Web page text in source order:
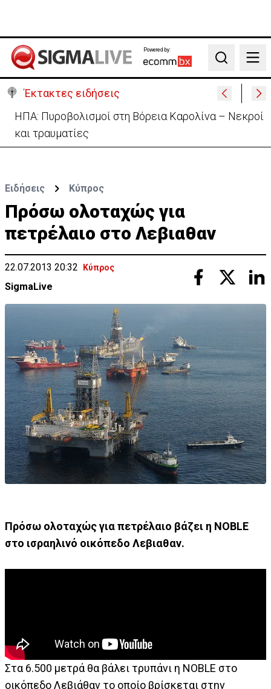
Powered by:
Search
Έκτακτες ειδήσεις
Ανασχηματισμός: Περιορισμένες αλλαγές με…
κρυφό κείμενο (ΒΙΝΤΕΟ)
Ειδήσεις Κύπρος
Πρόσω ολοταχώς για
πετρέλαιο στο Λεβιαθαν
22.07.2013 20:32 Κύπρος
SigmaLive
Πρόσω ολοταχώς για πετρέλαιο βάζει η NOBLE
στο ισραηλινό οικόπεδο Λεβιαθαν.
Στα 6.500 μετρά θα βάλει τρυπάνι η NOBLE στο
οικόπεδο Λεβιάθαν το οποίο βρίσκεται στην